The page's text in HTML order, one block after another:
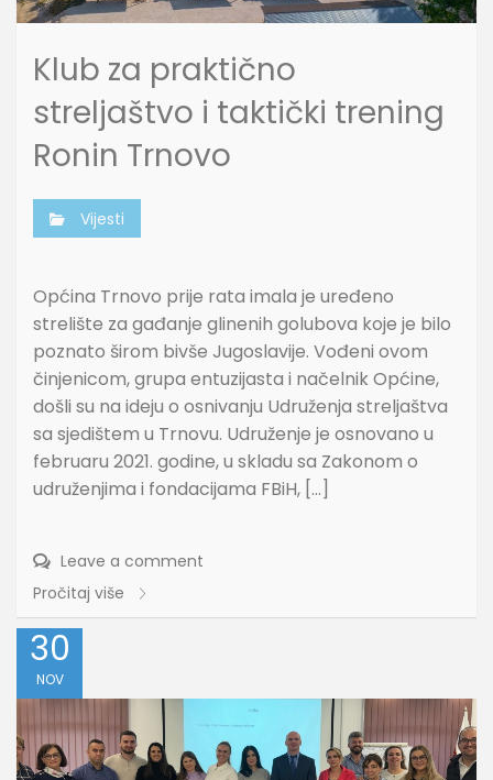
Klub za praktično
streljaštvo i taktički trening
Ronin Trnovo
Vijesti
Općina Trnovo prije rata imala je uređeno
strelište za gađanje glinenih golubova koje je bilo
poznato širom bivše Jugoslavije. Vođeni ovom
činjenicom, grupa entuzijasta i načelnik Općine,
došli su na ideju o osnivanju Udruženja streljaštva
sa sjedištem u Trnovu. Udruženje je osnovano u
februaru 2021. godine, u skladu sa Zakonom o
udruženjima i fondacijama FBiH, […]
Leave a comment
Pročitaj više
30
NOV